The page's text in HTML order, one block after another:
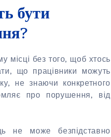
бути
місці без того, щоб хтось
що працівники можуть
не знаючи конкретного
про порушення, від
не може безпідставно